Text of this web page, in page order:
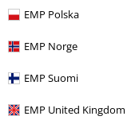
EMP Polska
EMP Norge
EMP Suomi
EMP United Kingdom
Faerie Woman's Top